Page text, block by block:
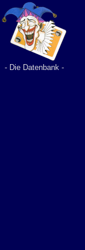
- Die Datenbank -